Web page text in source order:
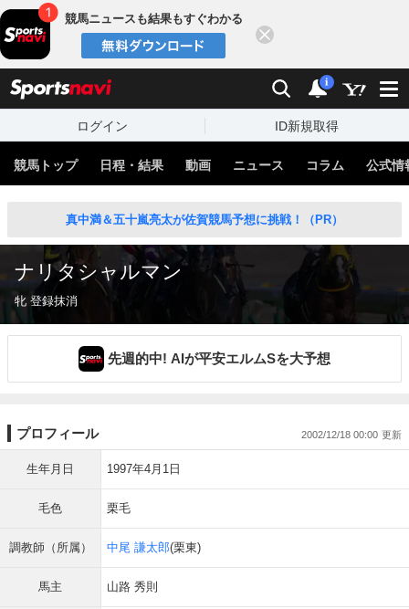
競馬ニュースも結果もすぐわかる
検索 通知
i
ログイン ID新規取得
競馬トップ 日程・結果 動画 ニュース コラム 公式情
真中満＆五十嵐亮太が佐賀競馬予想に挑戦！（PR）
ナリタシャルマン
牝 登録抹消
先週的中! AIが平安エルムSを大予想
プロフィール 2002/12/18 00:00
生年月日 1997年4月1日
毛色 栗毛
調教師（所属） 中尾 謙太郎(栗東)
馬主 山路 秀則